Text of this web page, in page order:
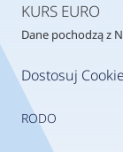
Dostosuj
RODO
KURS EURO
Dane pochodzą z